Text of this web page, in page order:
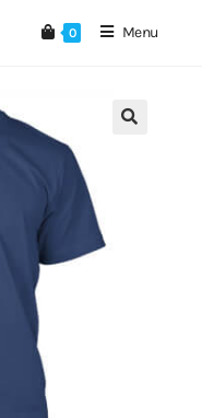
0 Menu